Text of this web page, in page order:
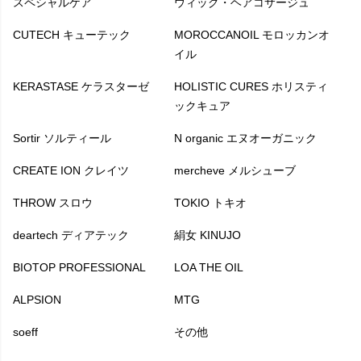
CUTECH キューテック
MOROCCANOIL モロッカンオ
イル
KERASTASE ケラスターゼ
HOLISTIC CURES ホリスティ
ックキュア
Sortir ソルティール N organic エヌオーガニック
CREATE ION クレイツ mercheve メルシューブ
THROW スロウ TOKIO トキオ
deartech ディアテック 絹女 KINUJO
BIOTOP PROFESSIONAL LOA THE OIL
ALPSION MTG
soeff その他